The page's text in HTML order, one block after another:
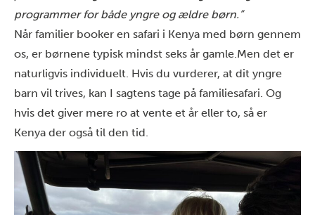
programmer for både yngre og ældre børn.”
Når familier booker en safari i Kenya med børn gennem
os, er børnene typisk mindst seks år gamle.Men det er
naturligvis individuelt. Hvis du vurderer, at dit yngre
barn vil trives, kan I sagtens tage på familiesafari. Og
hvis det giver mere ro at vente et år eller to, så er
Kenya der også til den tid.